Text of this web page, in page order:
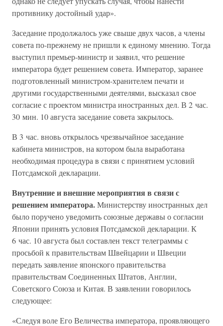
противнику достойный удар».
Заседание продолжалось уже свыше двух часов, а члены
совета по-прежнему не пришли к единому мнению. Тогда
выступил премьер-министр и заявил, что решение
императора будет решением совета. Император, заранее
подготовленный министром-хранителем печати и
другими государственными деятелями, высказал свое
согласие с проектом министра иностранных дел. В 2 час.
30 мин. 10 августа заседание совета закрылось.
В 3 час. вновь открылось чрезвычайное заседание
кабинета министров, на котором была выработана
необходимая процедура в связи с принятием условий
Потсдамской декларации.
Внутренние и внешние мероприятия в связи с
решением императора.Министерству иностранных дел
было поручено уведомить союзные державы о согласии
Японии принять условия Потсдамской декларации. К
6 час. 10 августа был составлен текст телеграммы с
просьбой к правительствам Швейцарии и Швеции
передать заявление японского правительства
правительствам Соединенных Штатов, Англии,
Советского Союза и Китая. В заявлении говорилось
следующее:
«Следуя воле Его Величества императора, проявляющего